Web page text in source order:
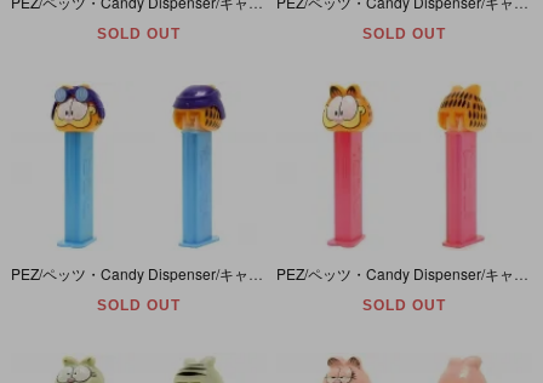
SOLD OUT SOLD OUT
SOLD OUT SOLD OUT